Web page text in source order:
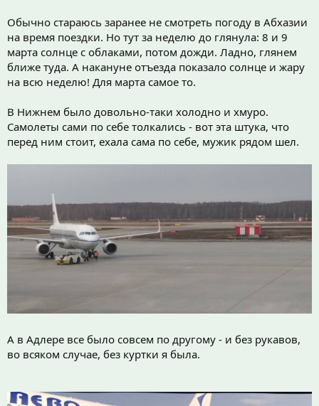
Обычно стараюсь заранее не смотреть погоду в Абхазии
на время поездки. Но тут за неделю до глянула: 8 и 9
марта солнце с облаками, потом дожди. Ладно, глянем
ближе туда. А накануне отъезда показало солнце и жару
на всю неделю! Для марта самое то.
В Нижнем было довольно-таки холодно и хмуро.
Самолеты сами по себе толкались - вот эта штука, что
перед ним стоит, ехала сама по себе, мужик рядом шел.
А в Адлере все было совсем по другому - и без рукавов,
во всяком случае, без куртки я была.